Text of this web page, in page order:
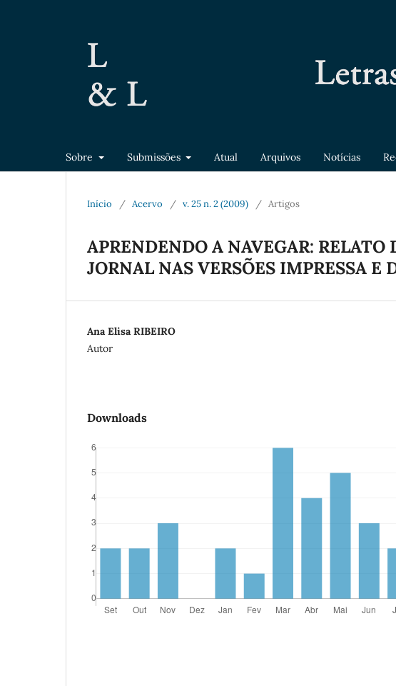
Sobre Submissões Atual Arquivos Notícias
Início / Acervo / v. 25 n. 2 (2009) / Artigos
APRENDENDO A NAVEGAR: RELATO
JORNAL NAS VERSÕES IMPRESSA E
Ana Elisa RIBEIRO
Autor
Downloads